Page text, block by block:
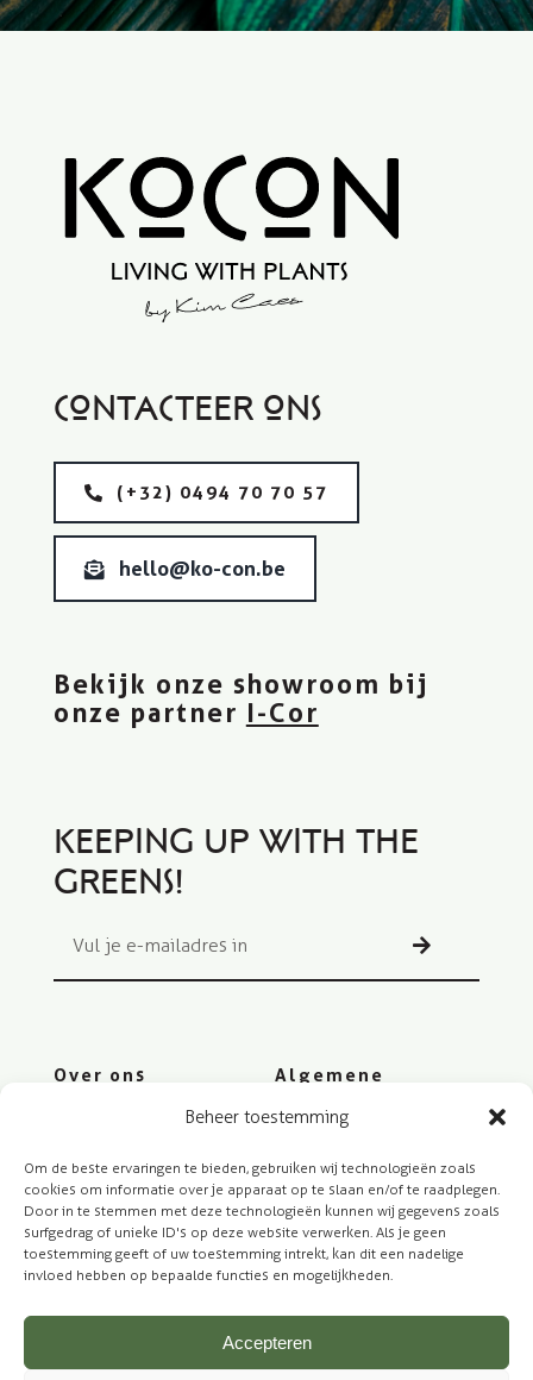
Beheer toestemming
Om de beste ervaringen te bieden, gebruiken wij technologieën zoals
cookies om informatie over je apparaat op te slaan en/of te raadplegen.
Door in te stemmen met deze technologieën kunnen wij gegevens zoals
surfgedrag of unieke ID's op deze website verwerken. Als je geen
toestemming geeft of uw toestemming intrekt, kan dit een nadelige
invloed hebben op bepaalde functies en mogelijkheden.
Accepteren
Contacteer ons
(+32) 0494 70 70 57
hello@ko-con.be
Bekijk onze showroom bij
onze partner I-Cor
Keeping up with the
greens!
Over ons
Plantenweetjes
Diensten
Contact
Algemene
Cookiebeleid
Cookiebeleid (EU)
© 2024. Web by